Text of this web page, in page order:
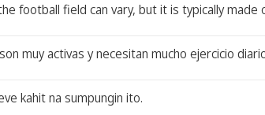
football field can vary, but it is typically
muy activas y necesitan mucho ejercicio
kahit na sumpungin ito.